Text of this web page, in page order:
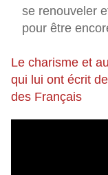
se renouveler
pour être
Le charisme et
qui lui ont écrit
des Français